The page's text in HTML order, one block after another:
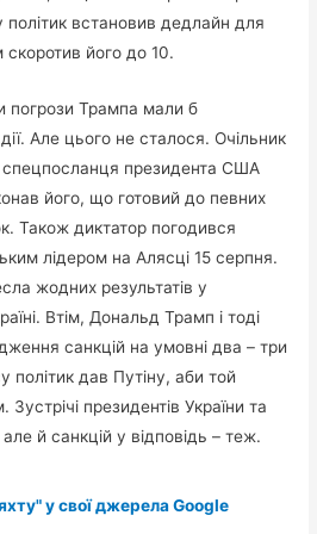
встановив дедлайн для
скоротив його до 10.
погрози Трампа мали б
Але цього не сталося. Очільник
президента США
його, що готовий до певних
Також диктатор погодився
лідером на Алясці 15 серпня.
жодних результатів у
Втім, Дональд Трамп і тоді
санкцій на умовні два – три
політик дав Путіну, аби той
Зустрічі президентів України та
але й санкцій у відповідь – теж.
у свої джерела Google